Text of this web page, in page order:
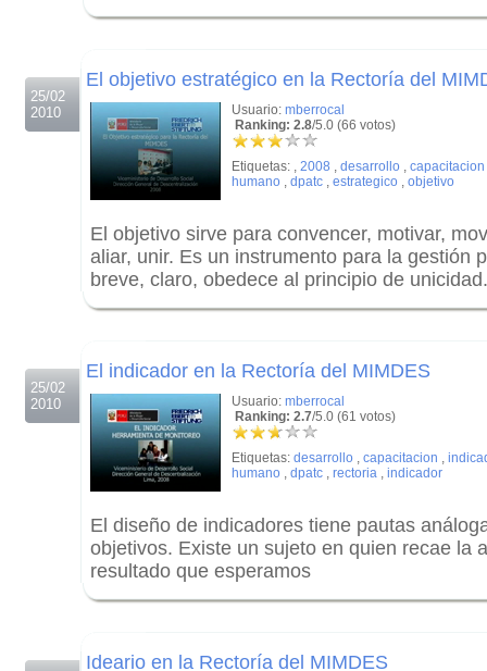
25/02
2010
El objetivo estratégico en la Rectoría del
Usuario: mberrocal
Ranking: 2.8/5.0 (66 votos)
Etiquetas: , 2008 , desarrollo , capacitacion
humano , dpatc , estrategico , objetivo
El objetivo sirve para convencer, motivar,
aliar, unir. Es un instrumento para la gestión
breve, claro, obedece al principio de unicidad.
25/02
2010
El indicador en la Rectoría del MIMDES
Usuario: mberrocal
Ranking: 2.7/5.0 (61 votos)
Etiquetas: desarrollo , capacitacion ,
humano , dpatc , rectoria , indicador
El diseño de indicadores tiene pautas
objetivos. Existe un sujeto en quien recae la
resultado que esperamos
Ideario en la Rectoría del MIMDES